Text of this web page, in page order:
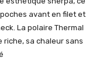
avant en filet et
La polaire Thermal
sa chaleur sans